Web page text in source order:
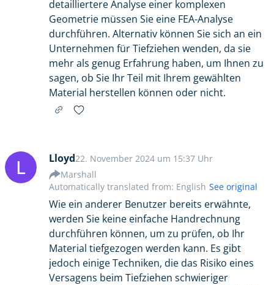
detailliertere Analyse einer komplexen
Geometrie müssen Sie eine FEA-Analyse
durchführen. Alternativ können Sie sich an ein
Unternehmen für Tiefziehen wenden, da sie
mehr als genug Erfahrung haben, um Ihnen zu
sagen, ob Sie Ihr Teil mit Ihrem gewählten
Material herstellen können oder nicht.
L Lloyd22. November 2024 um 15:37 Uhr
Marshall
Wie ein anderer Benutzer bereits erwähnte,
werden Sie keine einfache Handrechnung
durchführen können, um zu prüfen, ob Ihr
Material tiefgezogen werden kann. Es gibt
jedoch einige Techniken, die das Risiko eines
Versagens beim Tiefziehen schwieriger
Automatically translated from: English See original